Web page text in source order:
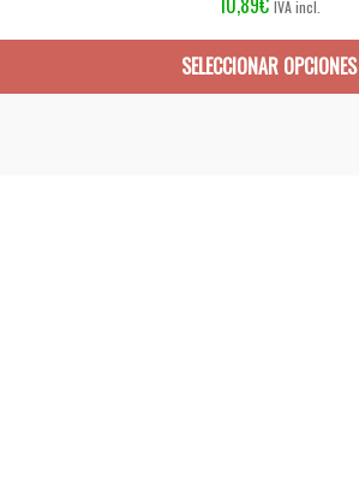
IVA incl.
SELECCIONAR OPCIONES